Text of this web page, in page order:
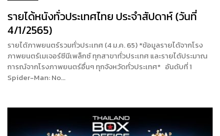
รายได้หนังทั่วประเทศไทย ประจำสัปดาห์ (วันที่
4/1/2565)
รายได้ภาพยนตร์รวมทั่วประเทศ (4 ม.ค. 65) *ข้อมูลรายได้จากโรง
ภาพยนตร์เมเจอร์ซีนีเพล็กซ์ ทุกสาขาทั่วประเทศ และรายได้ประมาณ
การณ์จากโรงภาพยนตร์อื่นๆ ทุกจังหวัดทั่วประเทศ* อันดับที่ 1
Spider-Man: No…